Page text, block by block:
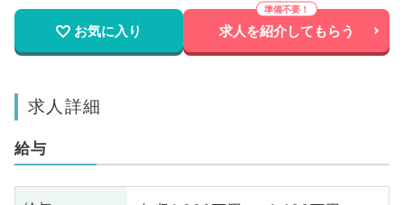
お気に入り 求人を紹介してもらう
求人詳細
給与